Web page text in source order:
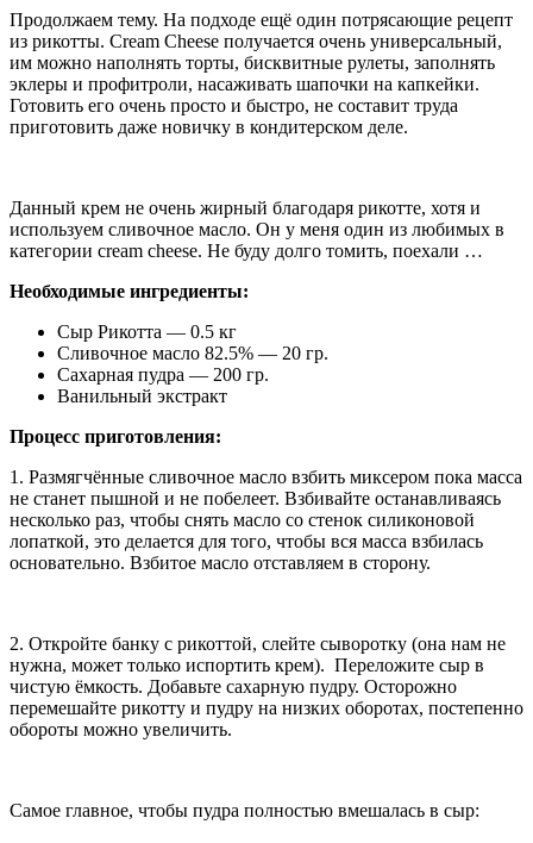
Продолжаем тему. На подходе ещё один потрясающие рецепт
из рикотты. Сream Сheese получается очень универсальный,
им можно наполнять торты, бисквитные рулеты, заполнять
эклеры и профитроли, насаживать шапочки на капкейки.
Готовить его очень просто и быстро, не составит труда
приготовить даже новичку в кондитерском деле.
Данный крем не очень жирный благодаря рикотте, хотя и
используем сливочное масло. Он у меня один из любимых в
категории cream cheese. Не буду долго томить, поехали …
Необходимые ингредиенты:
Сыр Рикотта — 0.5 кг
Сливочное масло 82.5% — 20 гр.
Сахарная пудра — 200 гр.
Ванильный экстракт
Процесс приготовления:
1. Размягчённые сливочное масло взбить миксером пока масса
не станет пышной и не побелеет. Взбивайте останавливаясь
несколько раз, чтобы снять масло со стенок силиконовой
лопаткой, это делается для того, чтобы вся масса взбилась
основательно. Взбитое масло отставляем в сторону.
2. Откройте банку с рикоттой, слейте сыворотку (она нам не
нужна, может только испортить крем). Переложите сыр в
чистую ёмкость. Добавьте сахарную пудру. Осторожно
перемешайте рикотту и пудру на низких оборотах, постепенно
обороты можно увеличить.
Самое главное, чтобы пудра полностью вмешалась в сыр: